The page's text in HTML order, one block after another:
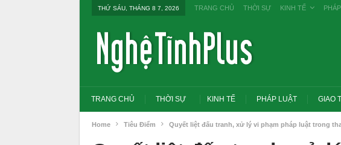
THỨ SÁU, THÁNG 8 7, 2026 TRANG CHỦ THỜI SỰ KINH TẾ
TRANG CHỦ THỜI SỰ KINH TẾ PHÁP LUẬT GIAO
Home Tiêu Điểm Quyết liệt đấu tranh, xử lý vi phạm pháp luật trong